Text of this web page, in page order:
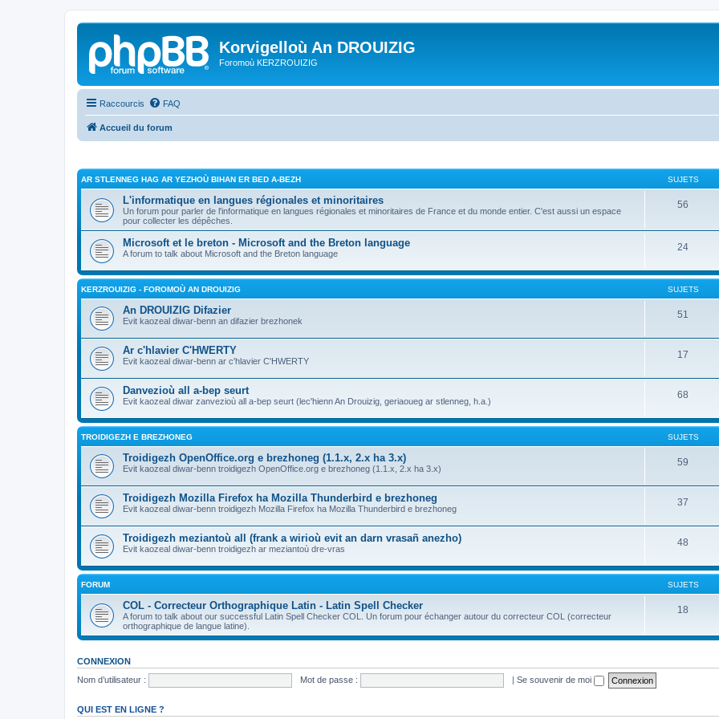
Korvigelloù An DROUIZIG
Foromoù KERZROUIZIG
Raccourcis FAQ
Accueil du forum
AR STLENNEG HAG AR YEZHOÙ BIHAN ER BED A-BEZH SUJETS
L'informatique en langues régionales et minoritaires
Un forum pour parler de l'informatique en langues régionales et minoritaires de France et du monde entier. C'est aussi un espace
pour collecter les dépêches.
56
Microsoft et le breton - Microsoft and the Breton language
A forum to talk about Microsoft and the Breton language
24
KERZROUIZIG - FOROMOÙ AN DROUIZIG SUJETS
An DROUIZIG Difazier
Evit kaozeal diwar-benn an difazier brezhonek
51
Ar c'hlavier C'HWERTY
Evit kaozeal diwar-benn ar c'hlavier C'HWERTY
17
Danvezioù all a-bep seurt
Evit kaozeal diwar zanvezioù all a-bep seurt (lec'hienn An Drouizig, geriaoueg ar stlenneg, h.a.)
68
TROIDIGEZH E BREZHONEG SUJETS
Troidigezh OpenOffice.org e brezhoneg (1.1.x, 2.x ha 3.x)
Evit kaozeal diwar-benn troidigezh OpenOffice.org e brezhoneg (1.1.x, 2.x ha 3.x)
59
Troidigezh Mozilla Firefox ha Mozilla Thunderbird e brezhoneg
Evit kaozeal diwar-benn troidigezh Mozilla Firefox ha Mozilla Thunderbird e brezhoneg
37
Troidigezh meziantoù all (frank a wirioù evit an darn vrasañ anezho)
Evit kaozeal diwar-benn troidigezh ar meziantoù dre-vras
48
FORUM SUJETS
COL - Correcteur Orthographique Latin - Latin Spell Checker
A forum to talk about our successful Latin Spell Checker COL. Un forum pour échanger autour du correcteur COL (correcteur
orthographique de langue latine).
18
CONNEXION
Nom d’utilisateur :
Mot de passe : | Se souvenir de moi
QUI EST EN LIGNE ?